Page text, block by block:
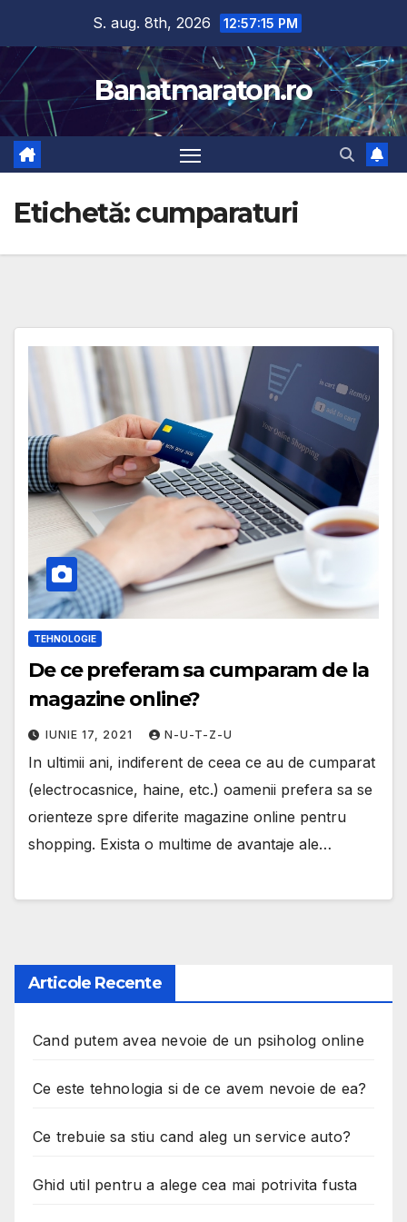
content
S. aug. 8th, 2026 12:57:16 PM
Banatmaraton.ro
Etichetă:cumparaturi
TEHNOLOGIE
De ce preferam sa cumparam de la
magazine online?
IUNIE 17, 2021 N-U-T-Z-U
In ultimii ani, indiferent de ceea ce au de cumparat
(electrocasnice, haine, etc.) oamenii prefera sa se
orienteze spre diferite magazine online pentru
shopping. Exista o multime de avantaje ale…
Articole Recente
Cand putem avea nevoie de un psiholog online
Ce este tehnologia si de ce avem nevoie de ea?
Ce trebuie sa stiu cand aleg un service auto?
Ghid util pentru a alege cea mai potrivita fusta